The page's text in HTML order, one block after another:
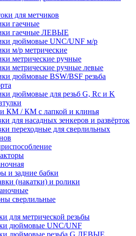
для метчиков
гаечные
гаечные ЛЕВЫЕ
дюймовые UNC/UNF м/р
м/р метрические
метрические ручные
метрические ручные левые
дюймовые BSW/BSF резьба
дюймовые для резьб G, Rc и K
КМ / КМ с лапкой и клинья
для насадных зенкеров и развёрток
переходные для сверлильных
и задние бабки
(накатки) и ролики
сверлильные
для метрической резьбы
дюймовые UNC/UNF
дюймовые резьба G ЛЕВЫЕ